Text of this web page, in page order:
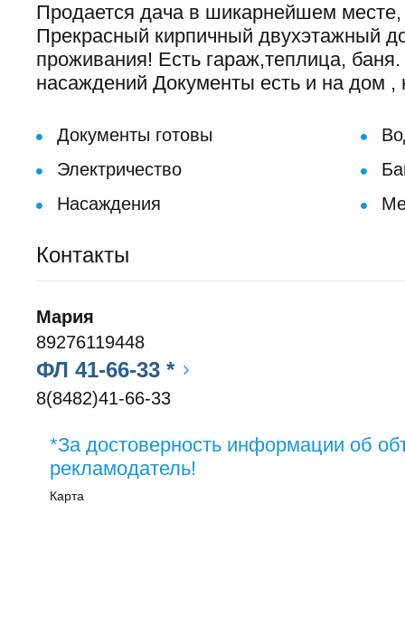
Продается дача в шикарнейшем
Прекрасный кирпичный двухэтажный
проживания! Есть гараж,теплица,
насаждений Документы есть и на дом
Документы готовы
Электричество
Насаждения
Контакты
Мария
89276119448
ФЛ 41-66-33 *
8(8482)41-66-33
*За достоверность информации об
рекламодатель!
Карта